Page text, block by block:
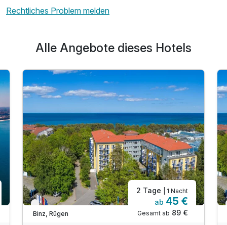
Rechtliches Problem melden
Alle Angebote dieses Hotels
Verfügbar bis Dezember
Binz, Rügen
2 Tage | 1 Nacht
ab 45 €
Gesamt ab 89 €